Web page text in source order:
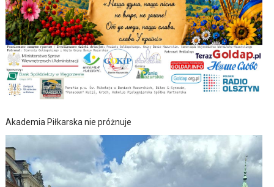
Akademia Piłkarska nie próżnuje